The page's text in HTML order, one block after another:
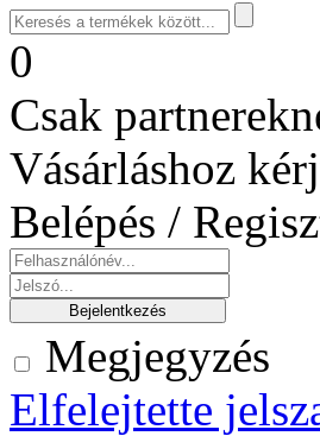
0
Csak
Vásárláshoz
Belépés /
Megjegyzés
Elfelejtette